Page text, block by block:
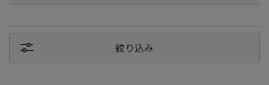
絞り込み